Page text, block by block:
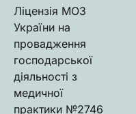
Ліцензія МОЗ
України на
провадження
господарської
діяльності з
медичної
практики №2746